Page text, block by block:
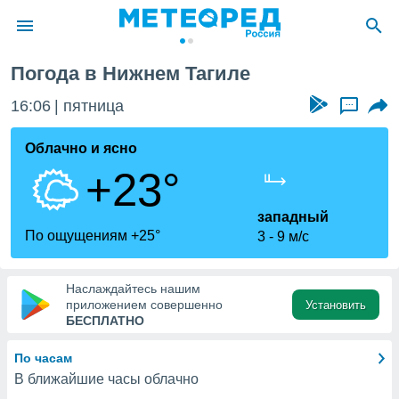
о
Вы можете
к этому
доступ
Погода в Нижнем Тагиле
16:06 пятница ...
Облачно и ясно
+23°
По ощущениям +25°
западный
3
9 м/с
Наслаждайтесь нашим
приложением совершенно
БЕСПЛАТНО
Установить
По часам
В ближайшие часы облачно